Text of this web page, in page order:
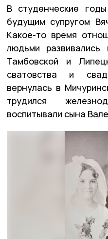
В студенческие
будущим супругом
Какое-то время
людьми
Тамбовской и
сватовства и
вернулась в
трудился
воспитывали сына